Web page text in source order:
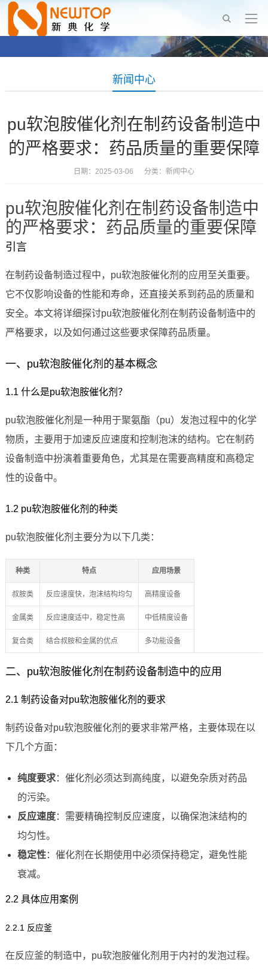
新闻中心
pu软泡胺催化剂在制药设备制造中
的严格要求：药品质量的重要保障
日期：2025-03-06 分类： 新闻中心
pu软泡胺催化剂在制药设备制造中
的严格要求：药品质量的重要保障
引言
在制药设备制造过程中，pu软泡胺催化剂的应用至关重要。
它不仅影响设备的性能和寿命，还直接关系到药品的质量和
安全。本文将详细探讨pu软泡胺催化剂在制药设备制造中的
严格要求，以及如何通过这些要求保障药品质量。
一、pu软泡胺催化剂的基本概念
1.1 什么是pu软泡胺催化剂？
pu软泡胺催化剂是一种用于聚氨酯（pu）发泡过程中的化学
物质，主要用于加速反应速度和控制泡沫的结构。它在制药
设备制造中扮演着重要角色，尤其是在需要高精度和高稳定
性的设备中。
1.2 pu软泡胺催化剂的种类
pu软泡胺催化剂主要分为以下几类：
种类 特点 应用场景
叔胺类 反应速度快，泡沫结构均匀 高精度设备
金属类 反应速度适中，稳定性高 中低精度设备
复合类 结合叔胺和金属的优点 多功能设备
二、pu软泡胺催化剂在制药设备制造中的应用
2.1 制药设备对pu软泡胺催化剂的要求
制药设备对pu软泡胺催化剂的要求非常严格，主要体现在以
下几个方面：
纯度要求：催化剂必须达到高纯度，以避免杂质对药品
的污染。
反应速度：需要精确控制反应速度，以确保泡沫结构的
均匀性。
稳定性：催化剂在长期使用中必须保持稳定，避免性能
衰减。
2.2 具体应用案例
2.2.1 反应釜
在反应釜的制造中，pu软泡胺催化剂用于内衬的发泡过程。